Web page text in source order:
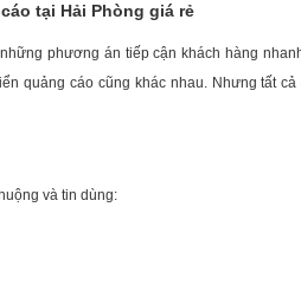
tại Hải Phòng giá rẻ
phương án tiếp cận khách hàng
quảng cáo cũng khác nhau. Nhưng tất
và tin dùng: